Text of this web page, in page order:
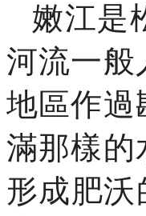
嫩江是
河流一般
地區作過
滿那樣的
形成肥沃